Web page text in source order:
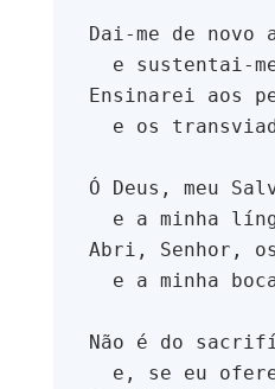
Dai-me de
e sustentai-
Ensinarei aos
e os
Ó Deus, meu
e a minha
Abri, Senhor,
e a minha
Não é do
e, se eu
r